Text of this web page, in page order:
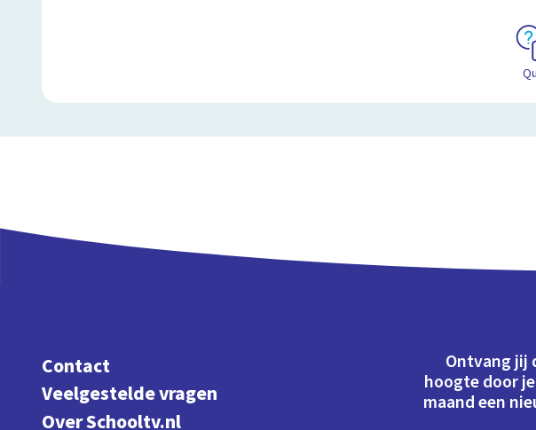
Contact
Veelgestelde vragen
Over Schooltv.nl
Ontvang jij
hoogte door
maand een